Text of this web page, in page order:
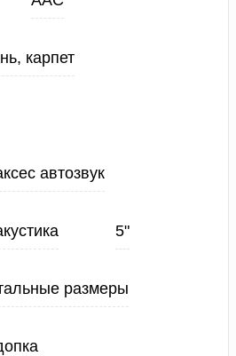
карпет
автозвук
5"
размеры